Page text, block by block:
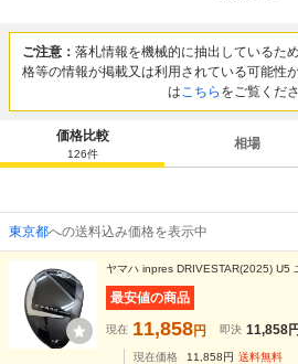
ご注意： 落札情報を機械的に抽出しているた
格等の情報が掲載又は利用されている可能性
はこちら をご覧くださ
価格比較
126件
相場
東京都への送料込み価格を表示中
ヤマハ inpres DRIVESTAR(2025) U5
最安値の商品
現在 11,858円 即決 11,858
現在価格 11,858円 送料無料